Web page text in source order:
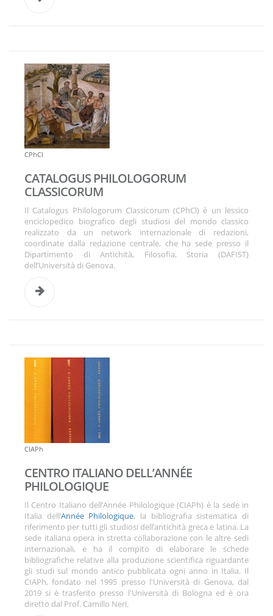
CPhCl
CATALOGUS PHILOLOGORUM
CLASSICORUM
Il Catalogus Philologorum Classicorum (CPhCl) è un lessico
enciclopedico biografico degli studiosi del mondo classico
realizzato da un network internazionale di redazioni,
coordinate dalla redazione centrale, che ha sede presso il
Dipartimento di Antichità, Filosofia, Storia (DAFIST)
dell’Università di Genova.
CIAPh
CENTRO ITALIANO DELL’ANNÉE
PHILOLOGIQUE
Il Centro Italiano dell’Année Philologique (CIAPh) è la sede in
Italia dell’Année Philologique, la bibliografia sistematica di
riferimento per tutti gli studiosi dell’antichità greca e latina. La
sede italiana opera in stretta collaborazione con le altre sedi
internazionali, e ha il compito di elaborare le schede
bibliografiche relative alla produzione scientifica riguardante
gli studi sul mondo antico pubblicata ogni anno in Italia. Il
CIAPh, fondato nel 1995 presso l'Università di Genova, dal
2019 si è trasferito presso l'Università di Bologna ed è ora
diretto dal Prof. Camillo Neri.